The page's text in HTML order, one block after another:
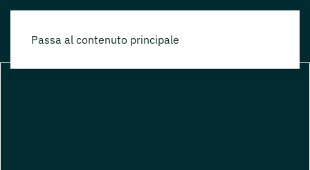
Passa al contenuto principale